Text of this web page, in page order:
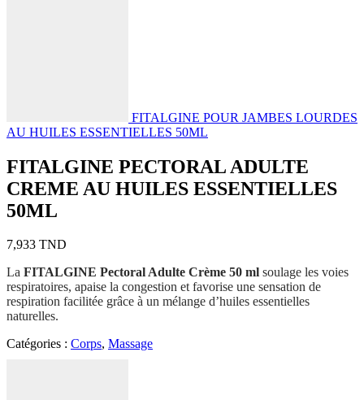
FITALGINE POUR JAMBES LOURDES
AU HUILES ESSENTIELLES 50ML
FITALGINE PECTORAL ADULTE
CREME AU HUILES ESSENTIELLES
50ML
7,933 TND
La FITALGINE Pectoral Adulte Crème 50 ml soulage les voies
respiratoires, apaise la congestion et favorise une sensation de
respiration facilitée grâce à un mélange d’huiles essentielles
naturelles.
Catégories : Corps, Massage